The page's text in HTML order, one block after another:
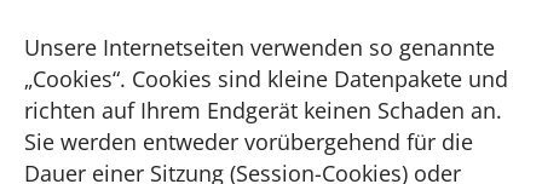
Unsere Internetseiten verwenden so genannte
„Cookies“. Cookies sind kleine Datenpakete und
richten auf Ihrem Endgerät keinen Schaden an.
Sie werden entweder vorübergehend für die
Dauer einer Sitzung (Session-Cookies) oder